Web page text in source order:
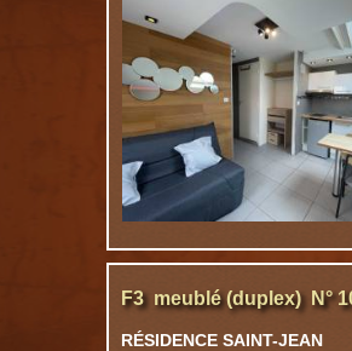
F3 meublé (duplex) N°
RÉSIDENCE SAINT-JEAN